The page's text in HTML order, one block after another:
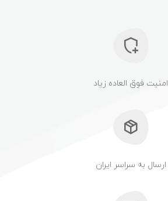
امنیت فوق العاده زیاد
ارسال به سراسر ایران